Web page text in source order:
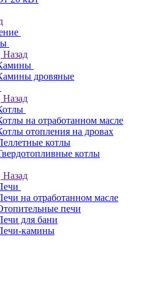
Назад
дровяные
Назад
на отработанном масле
отопления на дровах
котлы
котлы
Назад
на отработанном масле
печи
для бани
камины